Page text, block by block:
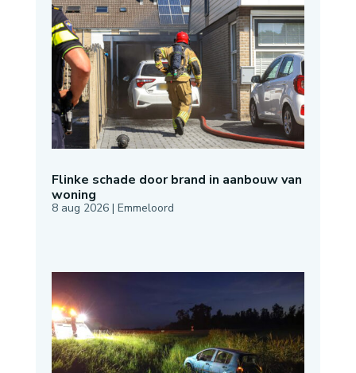
Flinke schade door brand in aanbouw van
woning
8 aug 2026| Emmeloord